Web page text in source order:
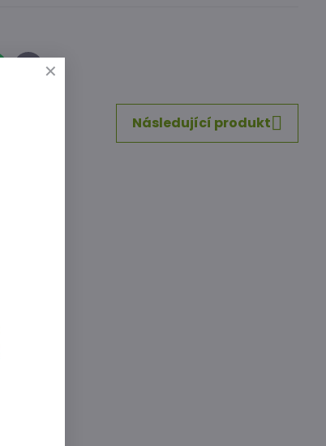
WhatsApp
Následující produkt